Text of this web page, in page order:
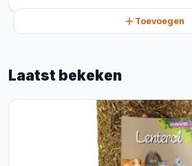
Toevoegen
Laatst bekeken